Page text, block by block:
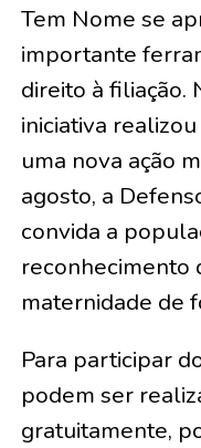
Tem Nome se
importante
direito à filiação.
iniciativa
uma nova ação
agosto, a
convida a
reconhecimento
maternidade de
Para participar
podem ser
gratuitamente,